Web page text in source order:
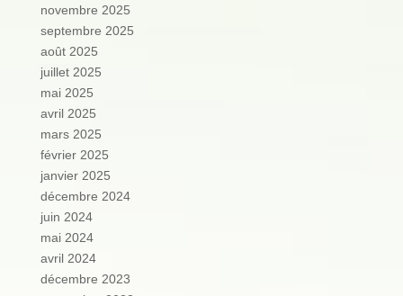
novembre 2025
septembre 2025
août 2025
juillet 2025
mai 2025
avril 2025
mars 2025
février 2025
janvier 2025
décembre 2024
juin 2024
mai 2024
avril 2024
décembre 2023